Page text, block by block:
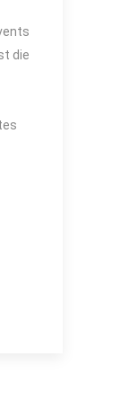
die